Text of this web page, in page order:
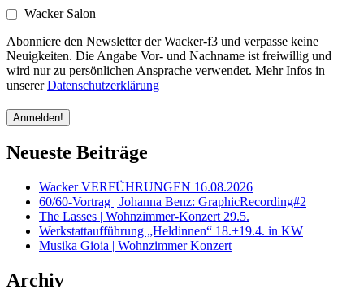
Wacker Salon
Abonniere den Newsletter der Wacker-f3 und verpasse keine
Neuigkeiten. Die Angabe Vor- und Nachname ist freiwillig und
wird nur zu persönlichen Ansprache verwendet. Mehr Infos in
unsererDatenschutzerklärung
Neueste Beiträge
Wacker VERFÜHRUNGEN 16.08.2026
60/60-Vortrag | Johanna Benz: GraphicRecording#2
The Lasses | Wohnzimmer-Konzert 29.5.
Werkstattaufführung „Heldinnen“ 18.+19.4. in KW
Musika Gioia | Wohnzimmer Konzert
Archiv